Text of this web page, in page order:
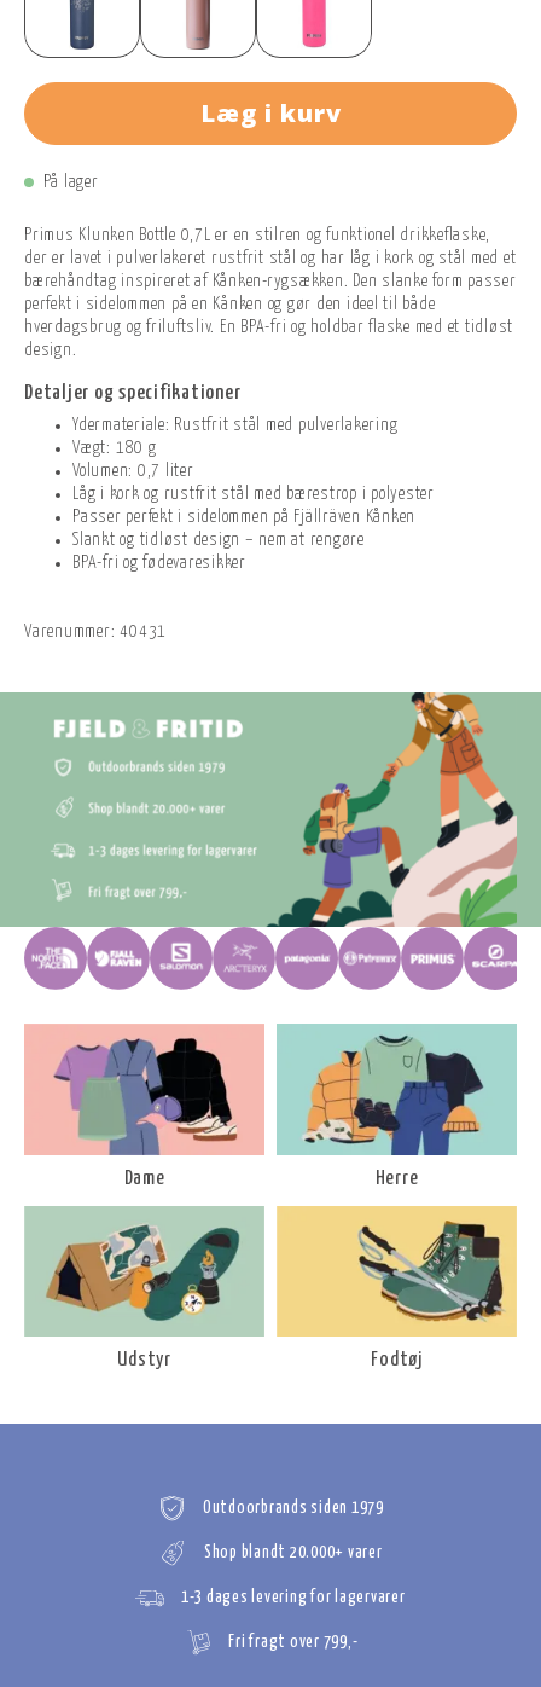
Læg i kurv
På lager
Primus Klunken Bottle 0,7L er en stilren og funktionel drikkeflaske,
der er lavet i pulverlakeret rustfrit stål og har låg i kork og stål med et
bærehåndtag inspireret af Kånken-rygsækken. Den slanke form passer
perfekt i sidelommen på en Kånken og gør den ideel til både
hverdagsbrug og friluftsliv. En BPA-fri og holdbar flaske med et tidløst
design.
Detaljer og specifikationer
Ydermateriale: Rustfrit stål med pulverlakering
Vægt: 180 g
Volumen: 0,7 liter
Låg i kork og rustfrit stål med bærestrop i polyester
Passer perfekt i sidelommen på Fjällräven Kånken
Slankt og tidløst design – nem at rengøre
BPA-fri og fødevaresikker
Varenummer: 40431
Dame Herre
Udstyr Fodtøj
Outdoorbrands siden 1979
Shop blandt 20.000+ varer
1-3 dages levering for lagervarer
Fri fragt over 799,-